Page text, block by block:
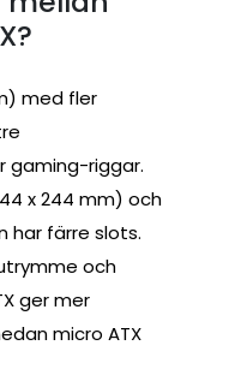
med fler
gaming-riggar.
x 244 mm) och
har färre slots.
och
ger mer
micro ATX